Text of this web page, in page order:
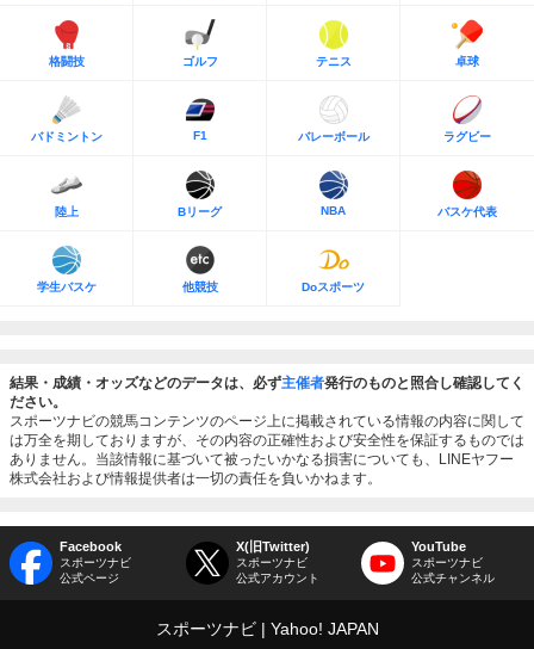
格闘技 ゴルフ テニス 卓球
バドミントン F1 バレーボール ラグビー
陸上 Bリーグ NBA バスケ代表
学生バスケ 他競技 Doスポーツ
結果・成績・オッズなどのデータは、必ず主催者発行のものと照合し確認してく
ださい。
スポーツナビの競馬コンテンツのページ上に掲載されている情報の内容に関して
は万全を期しておりますが、その内容の正確性および安全性を保証するものでは
ありません。当該情報に基づいて被ったいかなる損害についても、LINEヤフー
株式会社および情報提供者は一切の責任を負いかねます。
Facebook
スポーツナビ
公式ページ
X(旧Twitter)
スポーツナビ
公式アカウント
YouTube
スポーツナビ
公式チャンネル
スポーツナビ Yahoo! JAPAN